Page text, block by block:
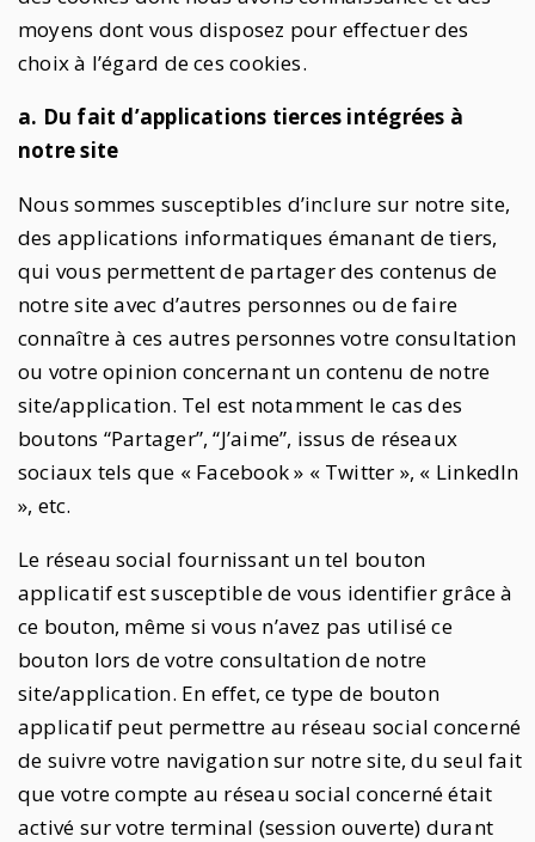
moyens dont vous disposez pour effectuer des
choix à l’égard de ces cookies.
a. Du fait d’applications tierces intégrées à
notre site
Nous sommes susceptibles d’inclure sur notre site,
des applications informatiques émanant de tiers,
qui vous permettent de partager des contenus de
notre site avec d’autres personnes ou de faire
connaître à ces autres personnes votre consultation
ou votre opinion concernant un contenu de notre
site/application. Tel est notamment le cas des
boutons “Partager”, “J’aime”, issus de réseaux
sociaux tels que « Facebook » « Twitter », « LinkedIn
», etc.
Le réseau social fournissant un tel bouton
applicatif est susceptible de vous identifier grâce à
ce bouton, même si vous n’avez pas utilisé ce
bouton lors de votre consultation de notre
site/application. En effet, ce type de bouton
applicatif peut permettre au réseau social concerné
de suivre votre navigation sur notre site, du seul fait
que votre compte au réseau social concerné était
activé sur votre terminal (session ouverte) durant